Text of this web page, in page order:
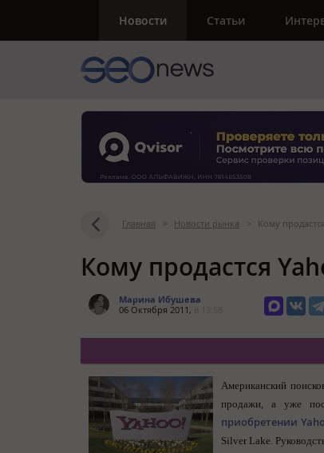
Новости Статьи
Главная > Новости рынка > Кому
Кому продастся
Марина Ибушева
06 Октября 2011,
Американский
продажи, а уже
приобретении
Silver Lake.